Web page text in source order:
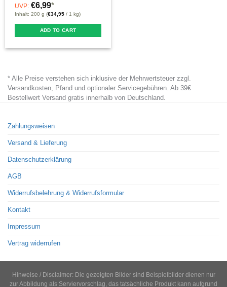
UVP: €6,99*
Inhalt: 200 g (€34,95 / 1 kg)
ADD TO CART
* Alle Preise verstehen sich inklusive der Mehrwertsteuer zzgl.
Versandkosten, Pfand und optionaler Servicegebühren. Ab 39€
Bestellwert Versand gratis innerhalb von Deutschland.
Zahlungsweisen
Versand & Lieferung
Datenschutzerklärung
AGB
Widerrufsbelehrung & Widerrufsformular
Kontakt
Impressum
Vertrag widerrufen
Hinweise / Disclaimer: Die gezeigten Bilder sind Beispielbilder dienen nur
zur Abbildung als Serviervorschlag, das tatsächliche Produkt kann aufgrund